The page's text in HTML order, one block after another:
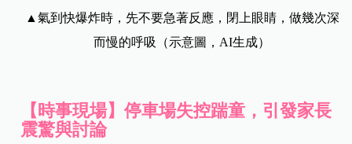
▲氣到快爆炸時，先不要急著反應，閉上眼睛，做幾次深
而慢的呼吸（示意圖，AI生成）
【時事現場】停車場失控踹童，引發家長
震驚與討論